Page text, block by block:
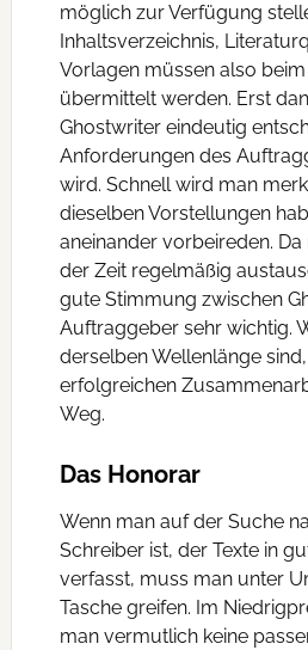
möglich zur Verfügung
Inhaltsverzeichnis,
Vorlagen müssen also
übermittelt werden. Erst
Ghostwriter eindeutig
Anforderungen des
wird. Schnell wird man
dieselben Vorstellungen
aneinander vorbeireden.
der Zeit regelmäßig
gute Stimmung zwischen
Auftraggeber sehr wichtig.
derselben Wellenlänge
erfolgreichen
Weg.
Das Honorar
Wenn man auf der Suche
Schreiber ist, der Texte in
verfasst, muss man unter
Tasche greifen. Im
man vermutlich keine